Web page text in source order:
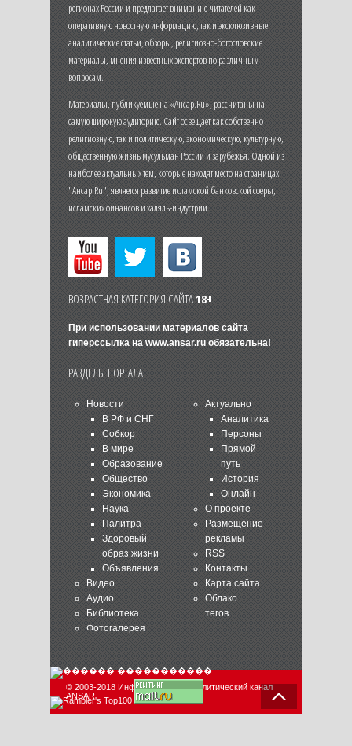
регионах России и предлагает вниманию читателей как
оперативную новостную информацию, так и эксклюзивные
аналитические статьи, обзоры, религиозно-богословские
материалы, мнения известных экспертов по различным
вопросам.
Материалы, публикуемые на «Ансар.Ru», рассчитаны на
самую широкую аудиторию. Сайт освещает как собственно
религиозную, так и политическую, экономическую, культурную,
общественную жизнь мусульман России и зарубежья. Одной из
наиболее актуальных тем, которые находят место на страницах
"Ансар.Ru", является развитие исламской банковской сферы,
исламских финансов и халяль-индустрии.
ВОЗРАСТНАЯ КАТЕГОРИЯ САЙТА18+
При использовании материалов сайта
гиперссылка на www.ansar.ruобязательна!
РАЗДЕЛЫ ПОРТАЛА
Новости
В РФ и СНГ
Собкор
В мире
Образование
Общество
Экономика
Наука
Палитра
Здоровый
образ жизни
Объявления
Видео
Аудио
Библиотека
Фотогалерея
Актуально
Аналитика
Персоны
Прямой
путь
История
Онлайн
О проекте
Размещение
рекламы
RSS
Контакты
Карта сайта
Облако
тегов
© 2003-2018 Информационно-аналитический канал
ANSAR